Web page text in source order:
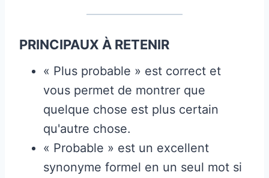
PRINCIPAUX À RETENIR
« Plus probable » est correct et
vous permet de montrer que
quelque chose est plus certain
qu'autre chose.
« Probable » est un excellent
synonyme formel en un seul mot si